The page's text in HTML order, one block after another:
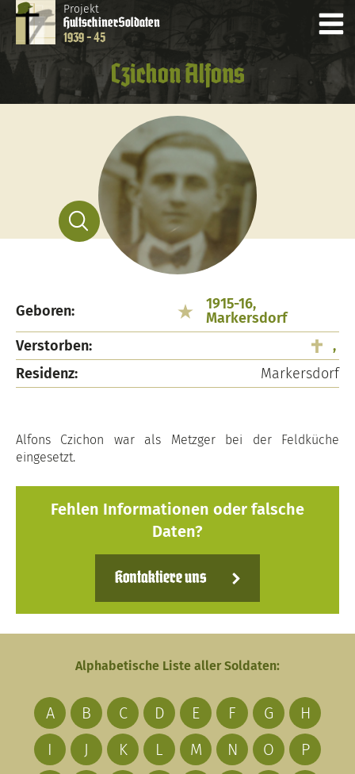
Projekt
HultschinerSoldaten
1939 - 45
Czichon Alfons
Geboren:
1915-16,
Markersdorf
Verstorben:
,
Residenz:
Markersdorf
Alfons Czichon war als Metzger bei der Feldküche
eingesetzt.
Fehlen Informationen oder falsche
Daten?
Kontaktiere uns
Alphabetische Liste aller Soldaten:
A B C D E F G
H
I
J K L M N O
P